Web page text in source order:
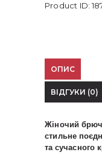
Product ID:
ОПИС
ВІДГУКИ (0)
Жіночий
стильне
та сучасного